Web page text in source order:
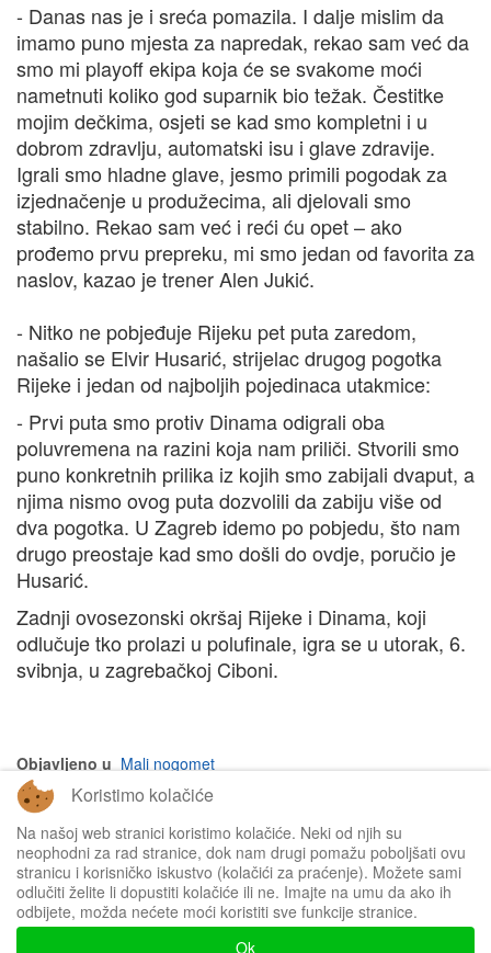
- Danas nas je i sreća pomazila. I dalje mislim da
imamo puno mjesta za napredak, rekao sam već da
smo mi playoff ekipa koja će se svakome moći
nametnuti koliko god suparnik bio težak. Čestitke
mojim dečkima, osjeti se kad smo kompletni i u
dobrom zdravlju, automatski isu i glave zdravije.
Igrali smo hladne glave, jesmo primili pogodak za
izjednačenje u produžecima, ali djelovali smo
stabilno. Rekao sam već i reći ću opet – ako
prođemo prvu prepreku, mi smo jedan od favorita za
naslov, kazao je trener Alen Jukić.
- Nitko ne pobjeđuje Rijeku pet puta zaredom,
našalio se Elvir Husarić, strijelac drugog pogotka
Rijeke i jedan od najboljih pojedinaca utakmice:
- Prvi puta smo protiv Dinama odigrali oba
poluvremena na razini koja nam priliči. Stvorili smo
puno konkretnih prilika iz kojih smo zabijali dvaput, a
njima nismo ovog puta dozvolili da zabiju više od
dva pogotka. U Zagreb idemo po pobjedu, što nam
drugo preostaje kad smo došli do ovdje, poručio je
Husarić.
Zadnji ovosezonski okršaj Rijeke i Dinama, koji
odlučuje tko prolazi u polufinale, igra se u utorak, 6.
svibnja, u zagrebačkoj Ciboni.
Objavljeno u Mali nogomet
Impressum
Koristimo kolačiće
Na našoj web stranici koristimo kolačiće. Neki od njih su
neophodni za rad stranice, dok nam drugi pomažu poboljšati ovu
stranicu i korisničko iskustvo (kolačići za praćenje). Možete sami
odlučiti želite li dopustiti kolačiće ili ne. Imajte na umu da ako ih
odbijete, možda nećete moći koristiti sve funkcije stranice.
Ok